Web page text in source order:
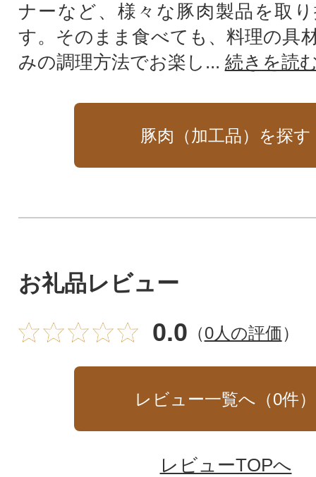
ナーなど、様々な豚肉製品を取
す。そのまま食べても、料理の具
みの調理方法でお楽し... 続きを読
豚肉（加工品）を探す
お礼品レビュー
0.0 （0人の評価）
レビュー一覧へ（0件）
レビューTOPへ